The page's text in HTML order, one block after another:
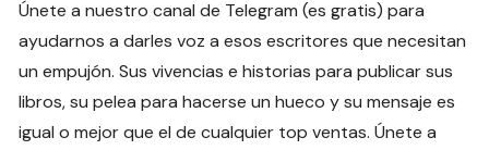
Únete a nuestro canal de Telegram (es gratis) para
ayudarnos a darles voz a esos escritores que necesitan
un empujón. Sus vivencias e historias para publicar sus
libros, su pelea para hacerse un hueco y su mensaje es
igual o mejor que el de cualquier top ventas. Únete a